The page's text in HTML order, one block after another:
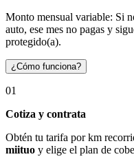
Monto mensual variable: Si
auto, ese mes no pagas y
protegido(a).
¿Cómo funciona?
01
Cotiza y contrata
Obtén tu tarifa por km
miituo y elige el plan de